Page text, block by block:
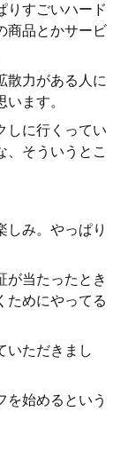
りすごいハード
商品とかサービ
散力がある人に
ます。
しに行くってい
、そういうとこ
しみ。やっぱり
が当たったとき
ためにやってる
いただきまし
を始めるという